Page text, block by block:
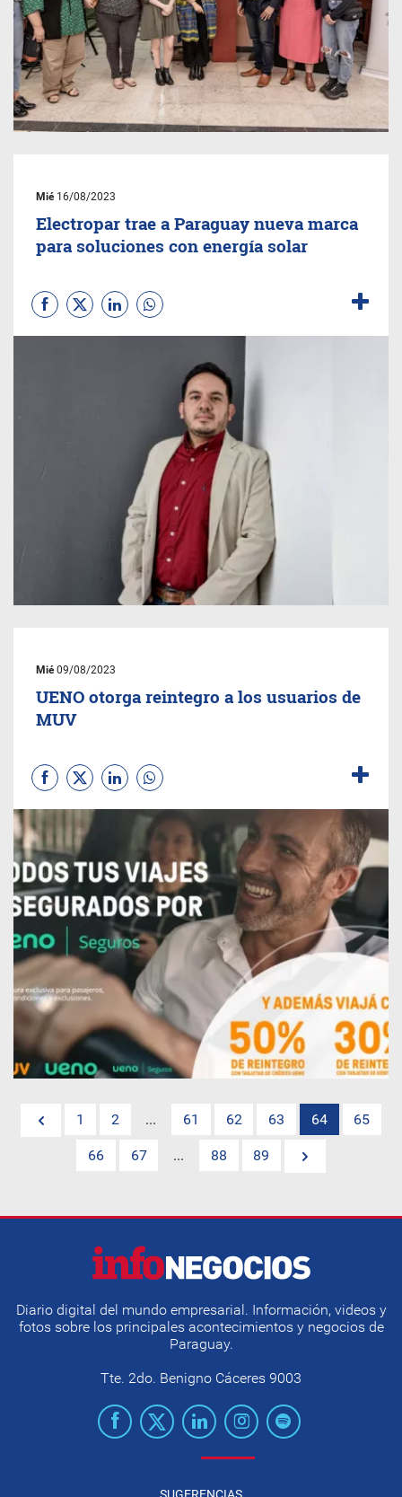
Mié16/08/2023
Electropar trae a Paraguay nueva marca
para soluciones con energía solar
Mié09/08/2023
UENO otorga reintegro a los usuarios de
MUV
1 2 ... 61 62 63 64 65
66 67 ... 88 89
Diario digital del mundo empresarial. Información, videos y
fotos sobre los principales acontecimientos y negocios de
Paraguay.
Tte. 2do. Benigno Cáceres 9003